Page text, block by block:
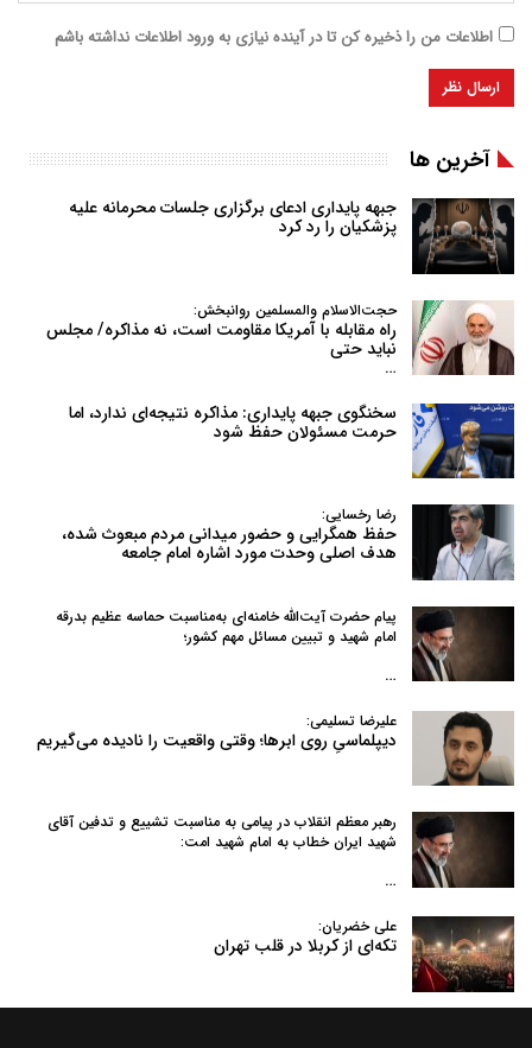
اطلاعات من را ذخیره کن تا در آینده نیازی به ورود اطلاعات نداشته باشم
آخرین ها
جبهه پایداری ادعای برگزاری جلسات محرمانه علیه
پزشکیان را رد کرد
حجت‌الاسلام والمسلمین روانبخش:
راه مقابله با آمریکا مقاومت است، نه مذاکره/ مجلس
نباید حتی
…
سخنگوی جبهه پایداری: مذاکره نتیجه‌ای ندارد، اما
حرمت مسئولان حفظ شود
رضا رخسایی:
حفظ همگرایی و حضور میدانی مردم مبعوث شده،
هدف اصلی وحدت مورد اشاره امام جامعه
پیام حضرت آیت‌الله خامنه‌ای به‌مناسبت حماسه عظیم بدرقه
امام شهید و تبیین مسائل مهم کشور؛
…
علیرضا تسلیمی:
دیپلماسیِ روی ابرها؛ وقتی واقعیت را نادیده می‌گیریم
رهبر معظم انقلاب در پیامی به‌ مناسبت تشییع و تدفین آقای
شهید ایران خطاب به امام شهید امت:
…
علی خضریان:
تکه‌ای از کربلا در قلب تهران